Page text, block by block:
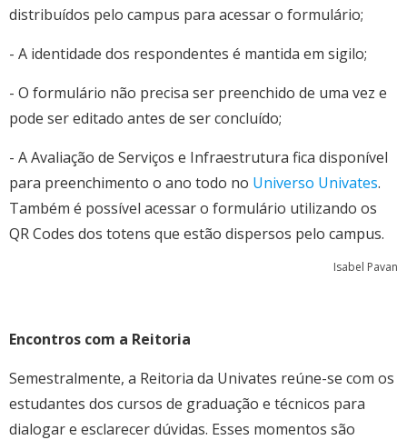
distribuídos pelo campus para acessar o formulário;
- A identidade dos respondentes é mantida em sigilo;
- O formulário não precisa ser preenchido de uma vez e
pode ser editado antes de ser concluído;
- A Avaliação de Serviços e Infraestrutura fica disponível
para preenchimento o ano todo no Universo Univates.
Também é possível acessar o formulário utilizando os
QR Codes dos totens que estão dispersos pelo campus.
Isabel Pavan
Encontros com a Reitoria
Semestralmente, a Reitoria da Univates reúne-se com os
estudantes dos cursos de graduação e técnicos para
dialogar e esclarecer dúvidas. Esses momentos são